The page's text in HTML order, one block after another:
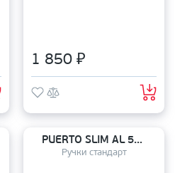
1 850 ₽
PUERTO SLIM AL 547-06 SSG
Ручки стандарт